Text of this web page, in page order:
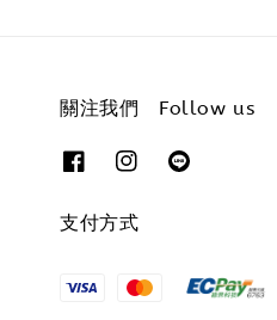
關注我們 Follow us
支付方式